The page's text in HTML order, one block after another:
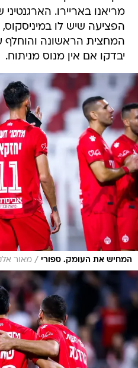
מריאנו באריירו.
הפציעה שיש לו
המחצית הראשונה והוחלף
יבדקו אם אין מנוס מניתוח.
המחיש את העומק. ספורי / מאור